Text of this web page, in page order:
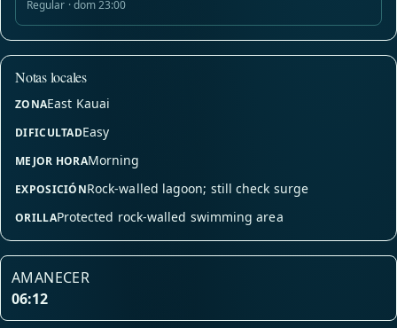
Regular · dom 23:00
Notas locales
ZONAEast Kauai
DIFICULTADEasy
MEJOR HORAMorning
EXPOSICIÓNRock-walled lagoon; still check surge
ORILLAProtected rock-walled swimming area
AMANECER
06:12